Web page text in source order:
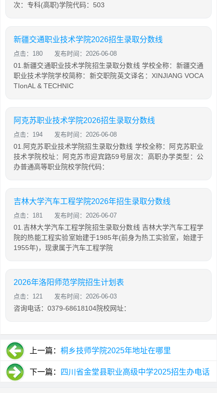
次：专科(高职)学院代码：503
新疆交通职业技术学院2026招生录取分数线
点击：180 发布时间：2026-06-08
01.新疆交通职业技术学院招生录取分数线 学校全称：新疆交通
职业技术学院学校简称：新交职院英文译名：XINJIANG VOCA
TIonAL & TECHNIC
阿克苏职业技术学院2026招生录取分数线
点击：194 发布时间：2026-06-08
01.阿克苏职业技术学院招生录取分数线 学校全称：阿克苏职业
技术学院校址：阿克苏市迎宾路59号层次：高职办学类型：公
办普通高等职业院校学院代码：
吉林大学汽车工程学院2026年招生录取分数线
点击：181 发布时间：2026-06-07
01.吉林大学汽车工程学院招生录取分数线 吉林大学汽车工程学
院的热能工程实验室始建于1985年(前身为热工实验室，始建于
1955年)，现隶属于汽车工程学院
2026年洛阳师范学院招生计划表
点击：121 发布时间：2026-06-03
咨询电话：0379-68618104院校网址：
上一篇： 桐乡技师学院2025年地址在哪里
下一篇： 四川省金堂县职业高级中学2025招生办电话